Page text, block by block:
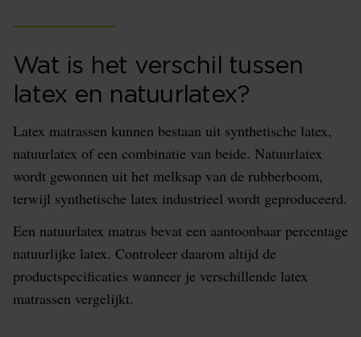
Wat is het verschil tussen
latex en natuurlatex?
Latex matrassen kunnen bestaan uit synthetische latex,
natuurlatex of een combinatie van beide. Natuurlatex
wordt gewonnen uit het melksap van de rubberboom,
terwijl synthetische latex industrieel wordt geproduceerd.
Een natuurlatex matras bevat een aantoonbaar percentage
natuurlijke latex. Controleer daarom altijd de
productspecificaties wanneer je verschillende latex
matrassen vergelijkt.